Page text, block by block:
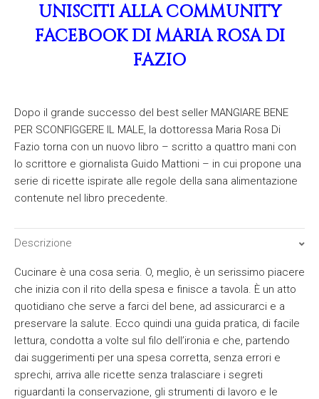
UNISCITI ALLA COMMUNITY
FACEBOOK DIMARIA ROSA DI
FAZIO
Dopo il grande successo del best seller MANGIARE BENE
PER SCONFIGGERE IL MALE, la dottoressa Maria Rosa Di
Fazio torna con un nuovo libro – scritto a quattro mani con
lo scrittore e giornalista Guido Mattioni – in cui propone una
serie di ricette ispirate alle regole della sana alimentazione
contenute nel libro precedente.
Descrizione
Cucinare è una cosa seria. O, meglio, è un serissimo piacere
che inizia con il rito della spesa e finisce a tavola. È un atto
quotidiano che serve a farci del bene, ad assicurarci e a
preservare la salute. Ecco quindi una guida pratica, di facile
lettura, condotta a volte sul filo dell’ironia e che, partendo
dai suggerimenti per una spesa corretta, senza errori e
sprechi, arriva alle ricette senza tralasciare i segreti
riguardanti la conservazione, gli strumenti di lavoro e le